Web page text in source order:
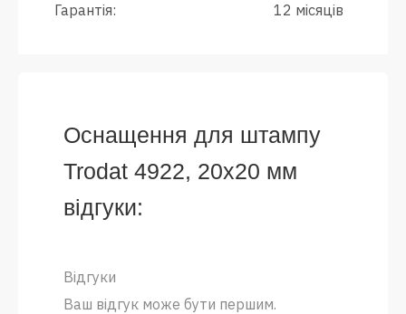
Гарантія: 12 місяців
Оснащення для штампу
Trodat 4922, 20х20 мм
відгуки:
Відгуки
Ваш відгук може бути першим.